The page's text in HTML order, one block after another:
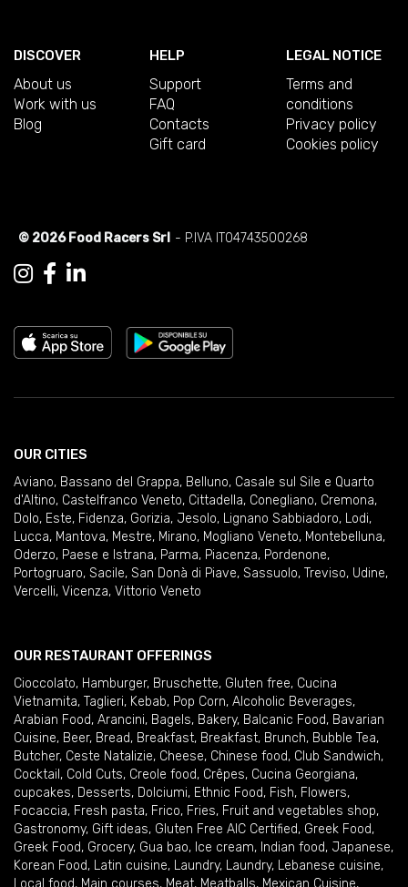
DISCOVER
About us
Work with us
Blog
HELP
Support
FAQ
Contacts
Gift card
LEGAL NOTICE
Terms and
conditions
Privacy policy
Cookies policy
© 2026 Food Racers Srl - P.IVA IT04743500268
OUR CITIES
Aviano, Bassano del Grappa, Belluno, Casale sul Sile e Quarto
d'Altino, Castelfranco Veneto, Cittadella, Conegliano, Cremona,
Dolo, Este, Fidenza, Gorizia, Jesolo, Lignano Sabbiadoro, Lodi,
Lucca, Mantova, Mestre, Mirano, Mogliano Veneto, Montebelluna,
Oderzo, Paese e Istrana, Parma, Piacenza, Pordenone,
Portogruaro, Sacile, San Donà di Piave, Sassuolo, Treviso, Udine,
Vercelli, Vicenza, Vittorio Veneto
OUR RESTAURANT OFFERINGS
Cioccolato, Hamburger, Bruschette, Gluten free, Cucina
Vietnamita, Taglieri, Kebab, Pop Corn, Alcoholic Beverages,
Arabian Food, Arancini, Bagels, Bakery, Balcanic Food, Bavarian
Cuisine, Beer, Bread, Breakfast, Breakfast, Brunch, Bubble Tea,
Butcher, Ceste Natalizie, Cheese, Chinese food, Club Sandwich,
Cocktail , Cold Cuts, Creole food, Crêpes, Cucina Georgiana,
cupcakes, Desserts, Dolciumi, Ethnic Food, Fish, Flowers,
Focaccia, Fresh pasta, Frico, Fries, Fruit and vegetables shop,
Gastronomy, Gift ideas, Gluten Free AIC Certified, Greek Food,
Greek Food, Grocery, Gua bao, Ice cream, Indian food, Japanese,
Korean Food, Latin cuisine, Laundry, Laundry, Lebanese cuisine,
Local food, Main courses, Meat, Meatballs, Mexican Cuisine,